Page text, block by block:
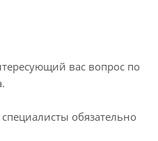
вас вопрос по
обязательно